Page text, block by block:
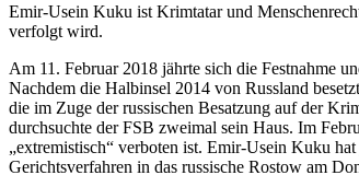
Emir-Usein Kuku ist Krimtatar und
verfolgt wird.
Am 11. Februar 2018 jährte sich die Festnahme
Nachdem die Halbinsel 2014 von Russland
die im Zuge der russischen Besatzung auf der
durchsuchte der FSB zweimal sein Haus. Im
„extremistisch“ verboten ist. Emir-Usein Kuku
Gerichtsverfahren in das russische Rostow am